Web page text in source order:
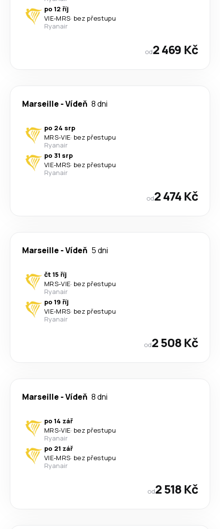
po 12 říj
VIE-MRS· bez přestupu
Ryanair
od2 469 Kč
Marseille -Vídeň 8 dni
po 24 srp
MRS-VIE· bez přestupu
Ryanair
po 31 srp
VIE-MRS· bez přestupu
Ryanair
od2 474 Kč
Marseille -Vídeň 5 dni
čt 15 říj
MRS-VIE· bez přestupu
Ryanair
po 19 říj
VIE-MRS· bez přestupu
Ryanair
od2 508 Kč
Marseille -Vídeň 8 dni
po 14 zář
MRS-VIE· bez přestupu
Ryanair
po 21 zář
VIE-MRS· bez přestupu
Ryanair
od2 518 Kč